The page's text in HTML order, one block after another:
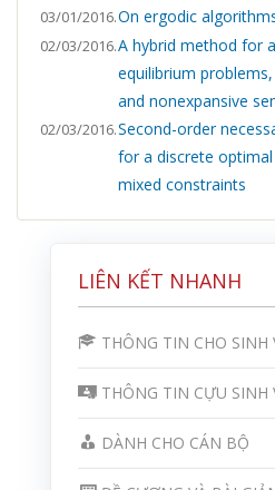
LIÊN KẾT NHANH
THÔNG TIN CHO SINH
THÔNG TIN CỰU SINH
DÀNH CHO CÁN BỘ
03/01/2016.On ergodic
02/03/2016.A hybrid method for
equilibrium
and nonexpansive
02/03/2016.Second-order
for a discrete
mixed constraints